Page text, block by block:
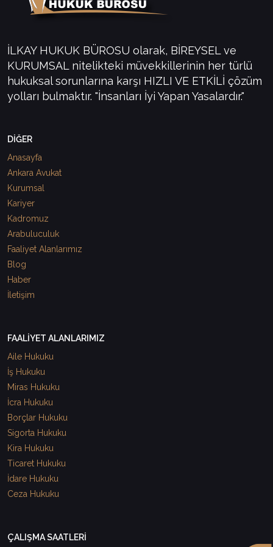
İLKAY HUKUK BÜROSU olarak, BİREYSEL ve
KURUMSAL nitelikteki müvekkillerinin her türlü
hukuksal sorunlarına karşı HIZLI VE ETKİLİ çözüm
yolları bulmaktır. "İnsanları İyi Yapan Yasalardır."
DİĞER
Anasayfa
Ankara Avukat
Kurumsal
Kariyer
Kadromuz
Arabuluculuk
Faaliyet Alanlarımız
Blog
Haber
İletişim
FAALİYET ALANLARIMIZ
Aile Hukuku
İş Hukuku
Miras Hukuku
İcra Hukuku
Borçlar Hukuku
Sigorta Hukuku
Kira Hukuku
Ticaret Hukuku
İdare Hukuku
Ceza Hukuku
ÇALIŞMA SAATLERİ